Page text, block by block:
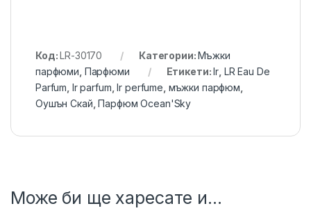
Код:LR-30170 Категории:Мъжки
парфюми Парфюми Етикети:lr LR Eau De
Parfum lr parfum ,lr perfume мъжки парфюм
Оушън Скай ,Парфюм Ocean'Sky
Може би ще харесате и...